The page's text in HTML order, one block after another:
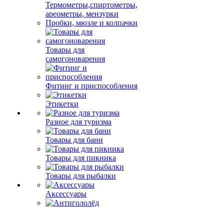
Термометры,спиртометры,
ареометры, мензурки
Пробки, мюзле и колпачки
Товары для
самогоноварения
Фитинг и приспособления
Этикетки
Разное для туризма
Товары для бани
Товары для пикника
Товары для рыбалки
Аксессуары